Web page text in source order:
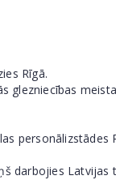
Rīgā.
glezniecības
personālizstādes
darbojies